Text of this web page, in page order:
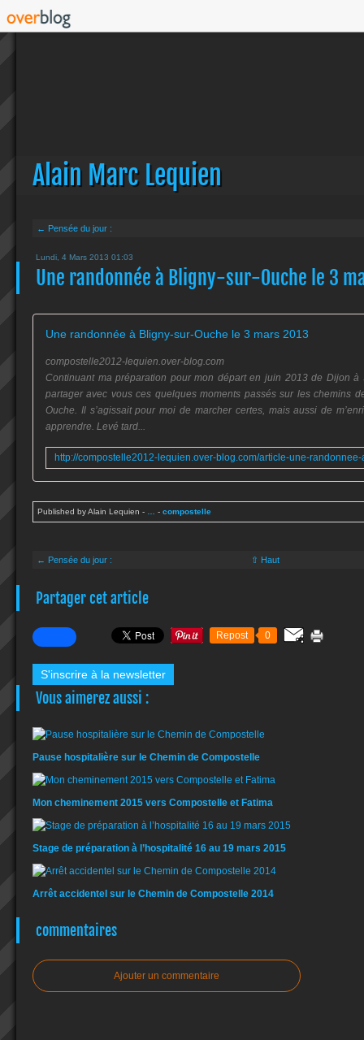
Alain Marc Lequien
← Pensée du jour :
Lundi, 4 Mars 2013 01:03
Une randonnée à Bligny-sur-Ouche le 3
Une randonnée à Bligny-sur-Ouche le 3 mars 2013
compostelle2012-lequien.over-blog.com
Continuant ma préparation pour mon départ en juin 2013 de Dijon à
partager avec vous ces quelques moments passés sur les chemins
Ouche. Il s’agissait pour moi de marcher certes, mais aussi de
apprendre. Levé tard...
Published by Alain Lequien - - compostelle
← Pensée du jour : ⇧ Haut
Partager cet article
Repost 0
S'inscrire à la newsletter
Vous aimerez aussi :
Pause hospitalière sur le Chemin de Compostelle
Mon cheminement 2015 vers Compostelle et Fatima
Stage de préparation à l’hospitalité 16 au 19 mars 2015
Arrêt accidentel sur le Chemin de Compostelle 2014
commentaires
Ajouter un commentaire